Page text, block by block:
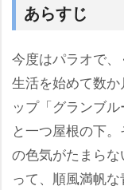
あらすじ
今度はパラオで
生活を始めて数
ップ「グランブ
と一つ屋根の下
の色気がたまら
って、順風満帆